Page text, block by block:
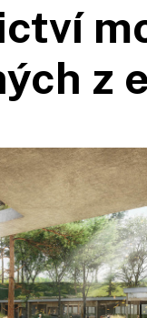
z